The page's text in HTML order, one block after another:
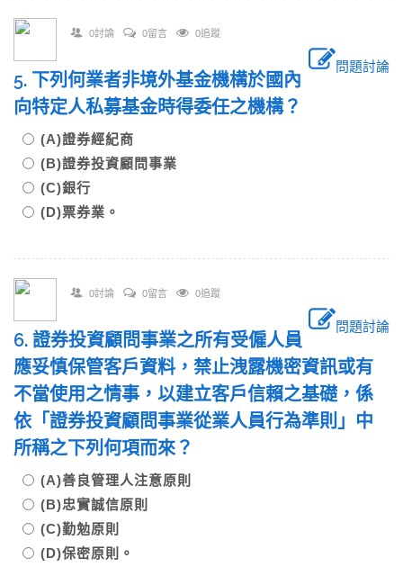
0討論 0留言 0追蹤
問題討論
5. 下列何業者非境外基金機構於國內
向特定人私募基金時得委任之機構？
(A)證券經紀商
(B)證券投資顧問事業
(C)銀行
(D)票券業。
0討論 0留言 0追蹤
問題討論
6. 證券投資顧問事業之所有受僱人員
應妥慎保管客戶資料，禁止洩露機密資訊或有
不當使用之情事，以建立客戶信賴之基礎，係
依「證券投資顧問事業從業人員行為準則」中
所稱之下列何項而來？
(A)善良管理人注意原則
(B)忠實誠信原則
(C)勤勉原則
(D)保密原則。